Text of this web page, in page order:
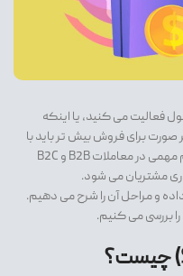
می کنید، یا اینکه
صورت برای فروش بیش تر باید با
چرخه فروش آشنا باشید. چرخه فروش مفهوم مهمی در معاملات B2B و B2C
مشتریان می شود.
و مراحل آن را شرح می دهیم.
بررسی می کنیم.